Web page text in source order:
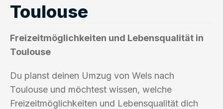
Toulouse
Freizeitmöglichkeiten und Lebensqualität in
Toulouse
Du planst deinen Umzug von Wels nach
Toulouse und möchtest wissen, welche
Freizeitmöglichkeiten und Lebensqualität dich